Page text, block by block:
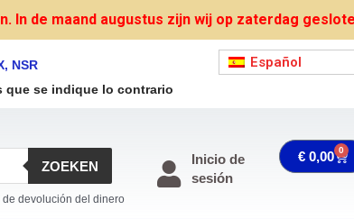
In de maand augustus zijn wij op zaterdag
NSR
que se indique lo contrario
Español
ZOEKEN
de devolución del dinero
Inicio de
sesión
€ 0,00 0